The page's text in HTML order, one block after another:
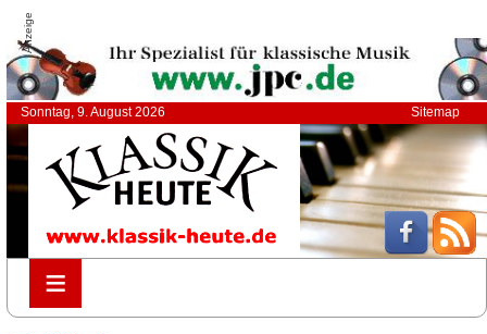
Anzeige
Sonntag, 9. August 2026 Sitemap
≡
≡